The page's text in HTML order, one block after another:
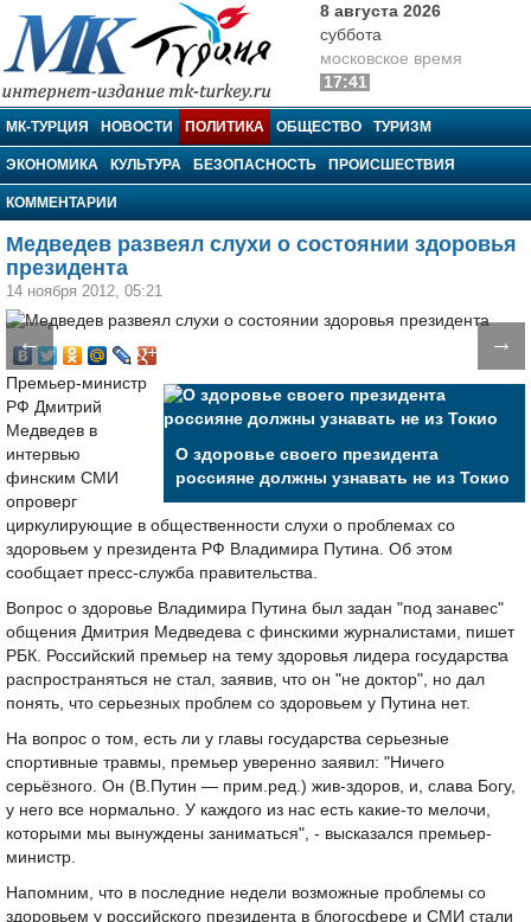
МК-Турция
8 августа 2026
суббота
московское время
17:41
МК-ТУРЦИЯ НОВОСТИ ПОЛИТИКА ОБЩЕСТВО ТУРИЗМ
ЭКОНОМИКА КУЛЬТУРА БЕЗОПАСНОСТЬ ПРОИСШЕСТВИЯ
КОММЕНТАРИИ
Медведев развеял слухи о состоянии здоровья
президента
14 ноября 2012, 05:21
← →
О здоровье своего президента
россияне должны узнавать не из Токио
Премьер-министр
РФ Дмитрий
Медведев в
интервью
финским СМИ
опроверг
циркулирующие в общественности слухи о проблемах со
здоровьем у президента РФ Владимира Путина. Об этом
сообщает пресс-служба правительства.
Вопрос о здоровье Владимира Путина был задан "под занавес"
общения Дмитрия Медведева с финскими журналистами, пишет
РБК. Российский премьер на тему здоровья лидера государства
распространяться не стал, заявив, что он "не доктор", но дал
понять, что серьезных проблем со здоровьем у Путина нет.
На вопрос о том, есть ли у главы государства серьезные
спортивные травмы, премьер уверенно заявил: "Ничего
серьёзного. Он (В.Путин — прим.ред.) жив-здоров, и, слава Богу,
у него все нормально. У каждого из нас есть какие-то мелочи,
которыми мы вынуждены заниматься", - высказался премьер-
министр.
Напомним, что в последние недели возможные проблемы со
здоровьем у российского президента в блогосфере и СМИ стали